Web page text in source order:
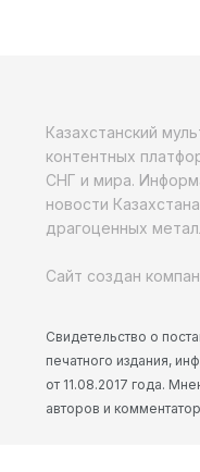
Казахстанский
контентных
СНГ и мира.
новости
драгоценных
Сайт создан
Свидетельство о
печатного издания,
от 11.08.2017 года.
авторов и